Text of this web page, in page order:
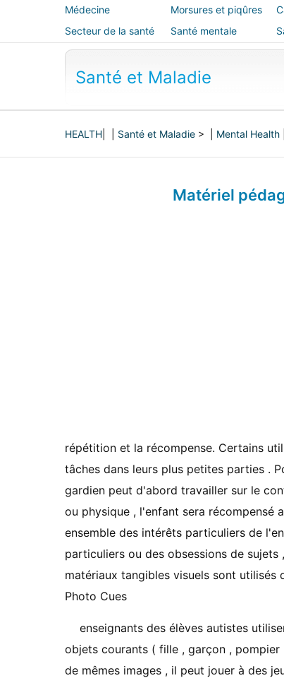
Médecine
alternative
Morsures et piqûres
Secteur de la santé
Santé mentale
Santé et Maladie
HEALTH Santé et Maladie > | Mental Health
Matériel
répétition et la récompense. Certains
tâches dans leurs plus petites parties .
gardien peut d'abord travailler sur le
ou physique , l'enfant sera récompensé
ensemble des intérêts particuliers de
particuliers ou des obsessions de
matériaux tangibles visuels sont utilisés
Photo Cues
enseignants des élèves autistes
objets courants ( fille , garçon , pompier
de mêmes images , il peut jouer à des